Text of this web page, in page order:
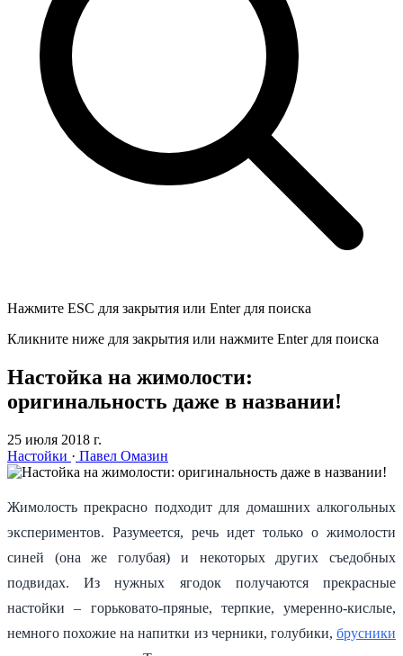
Нажмите ESC для закрытия или Enter для поиска
Кликните ниже для закрытия или нажмите Enter для поиска
Настойка на жимолости:
оригинальность даже в названии!
25 июля 2018 г.
Настойки · Павел Омазин
Жимолость прекрасно подходит для домашних алкогольных
экспериментов. Разумеется, речь идет только о жимолости
синей (она же голубая) и некоторых других съедобных
подвидах. Из нужных ягодок получаются прекрасные
настойки – горьковато-пряные, терпкие, умеренно-кислые,
немного похожие на напитки из черники, голубики, брусники